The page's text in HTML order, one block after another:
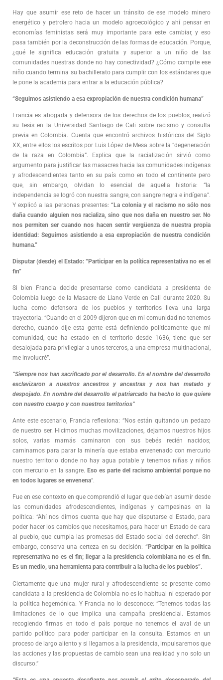
Hay que asumir ese reto de hacer un tránsito de ese modelo minero
energético y petrolero hacia un modelo agroecológico y ahí pensar en
economías feministas será muy importante para este cambiar, y eso
pasa también por la deconstrucción de las formas de educación. Porque,
¿qué le significa educación gratuita y superior a un niño de las
comunidades nuestras donde no hay conectividad? ¿Cómo compite ese
niño cuando termina su bachillerato para cumplir con los estándares que
le pone la academia para entrar a la educación pública?
“Seguimos asistiendo a esa expropiación de nuestra condición humana”
Francia es abogada y defensora de los derechos de los pueblos, realizó
su tesis en la Universidad Santiago de Cali sobre racismo y consulta
previa en Colombia. Cuenta que encontró archivos históricos del Siglo
XX, entre ellos los escritos por Luis López de Mesa sobre la “degeneración
de la raza en Colombia”. Explica que la racialización sirvió como
argumento para justificar las masacres hacia las comunidades indígenas
y afrodescendientes tanto en su país como en todo el continente pero
que, sin embargo, olvidan lo esencial de aquella historia: “la
independencia se logró con nuestra sangre, con sangre negra e indígena”.
Y explicó a las personas presentes: “La colonia y el racismo no sólo nos
daña cuando alguien nos racializa, sino que nos daña en nuestro ser. No
nos permiten ser cuando nos hacen sentir vergüenza de nuestra propia
identidad: Seguimos asistiendo a esa expropiación de nuestra condición
humana.”
Disputar (desde) el Estado: “Participar en la política representativa no es el
fin”
Si bien Francia decide presentarse como candidata a presidenta de
Colombia luego de la Masacre de Llano Verde en Cali durante 2020. Su
lucha como defensora de los pueblos y territorios lleva una larga
trayectoria: “Cuando en el 2009 dijeron que en mi comunidad no tenemos
derecho, cuando dije esta gente está definiendo políticamente que mi
comunidad, que ha estado en el territorio desde 1636, tiene que ser
desalojada para privilegiar a unos terceros, a una empresa multinacional,
me involucré”.
“Siempre nos han sacrificado por el desarrollo. En el nombre del desarrollo
esclavizaron a nuestros ancestros y ancestras y nos han matado y
despojado. En nombre del desarrollo el patriarcado ha hecho lo que quiere
con nuestro cuerpo y con nuestros territorios”
Ante este escenario, Francia reflexiona: “Nos están quitando un pedazo
de nuestro ser. Hicimos muchas movilizaciones, dejamos nuestros hijos
solos, varias mamás caminaron con sus bebés recién nacidos;
caminamos para parar la minería que estaba envenenado con mercurio
nuestro territorio donde no hay agua potable y tenemos niñas y niños
con mercurio en la sangre. Eso es parte del racismo ambiental porque no
en todos lugares se envenena“.
Fue en ese contexto en que comprendió el lugar que debían asumir desde
las comunidades afrodescendientes, indígenas y campesinas en la
política: “Ahí nos dimos cuenta que hay que disputarse el Estado, para
poder hacer los cambios que necesitamos, para hacer un Estado de cara
al pueblo, que cumpla las promesas del Estado social del derecho”. Sin
embargo, conserva una certeza en su decisión: “Participar en la política
representativa no es el fin; llegar a la presidencia colombiana no es el fin.
Es un medio, una herramienta para contribuir a la lucha de los pueblos”.
Ciertamente que una mujer rural y afrodescendiente se presente como
candidata a la presidencia de Colombia no es lo habitual ni esperado por
la política hegemónica. Y Francia no lo desconoce: “Tenemos todas las
limitaciones de lo que implica una campaña presidencial. Estamos
recogiendo firmas en todo el país porque no tenemos el aval de un
partido político para poder participar en la consulta. Estamos en un
proceso de largo aliento y si llegamos a la presidencia, impulsaremos que
las acciones y las propuestas de cambio sean una realidad y no solo un
discurso.”